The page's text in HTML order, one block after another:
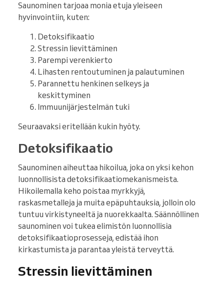
Saunominen tarjoaa monia etuja yleiseen
hyvinvointiin, kuten:
Detoksifikaatio
Stressin lievittäminen
Parempi verenkierto
Lihasten rentoutuminen ja palautuminen
Parannettu henkinen selkeys ja
keskittyminen
Immuunijärjestelmän tuki
Seuraavaksi eritellään kukin hyöty.
Detoksifikaatio
Saunominen aiheuttaa hikoilua, joka on yksi kehon
luonnollisista detoksifikaatiomekanismeista.
Hikoilemalla keho poistaa myrkkyjä,
raskasmetalleja ja muita epäpuhtauksia, jolloin olo
tuntuu virkistyneeltä ja nuorekkaalta. Säännöllinen
saunominen voi tukea elimistön luonnollisia
detoksifikaatioprosesseja, edistää ihon
kirkastumista ja parantaa yleistä terveyttä.
Stressin lievittäminen